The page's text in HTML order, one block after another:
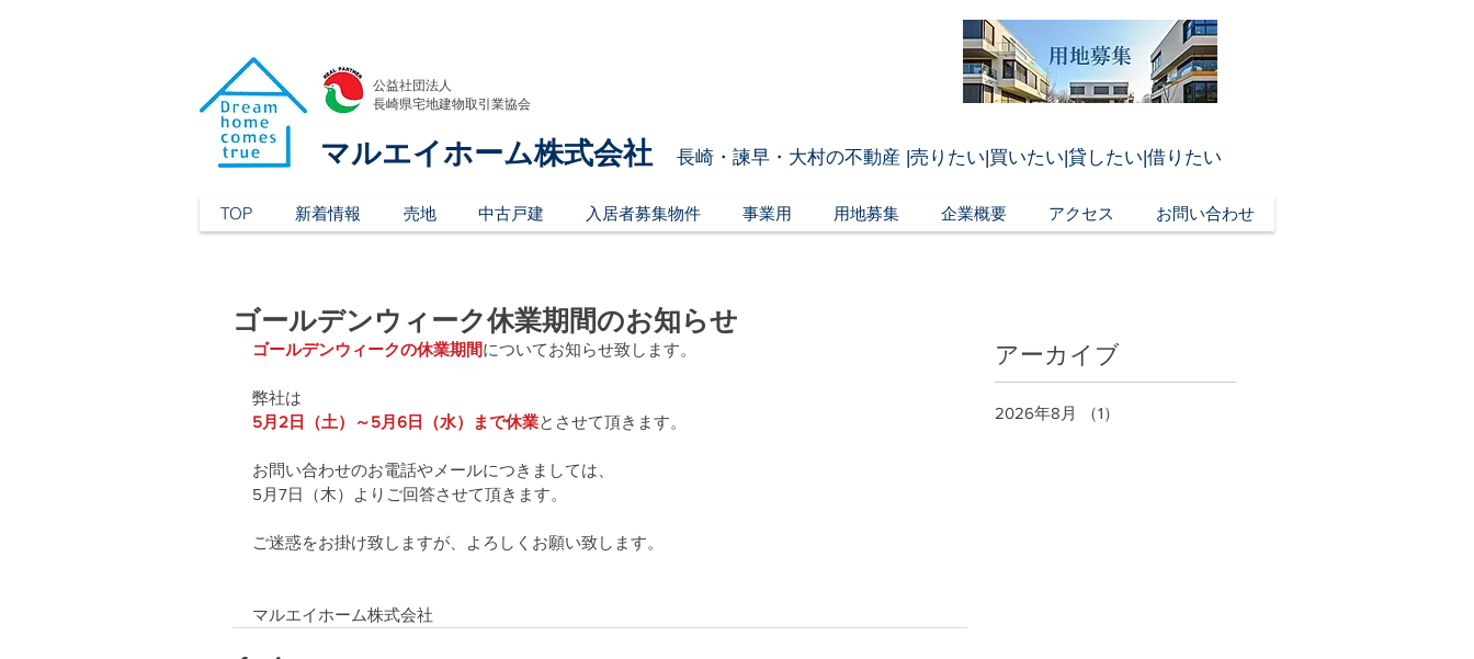
公益社団法人
​長崎県宅地建物取引業協会
マルエイホーム株式会社 長崎・諫早・大村の不動産 |売りたい|買いたい|貸したい|借りたい
TOP 新着情報 売地 中古戸建 入居者募集物件 事業用 用地募集 企業概要 アクセス お問い合わせ
ゴールデンウィーク休業期間のお知らせ
ゴールデンウィークの休業期間についてお知らせ致します。
弊社は
5月2日（土）～5月6日（水）まで休業とさせて頂きます。
お問い合わせのお電話やメールにつきましては、
5月7日（木）よりご回答させて頂きます。
ご迷惑をお掛け致しますが、よろしくお願い致します。
マルエイホーム株式会社
アーカイブ
2026年8月 （1）